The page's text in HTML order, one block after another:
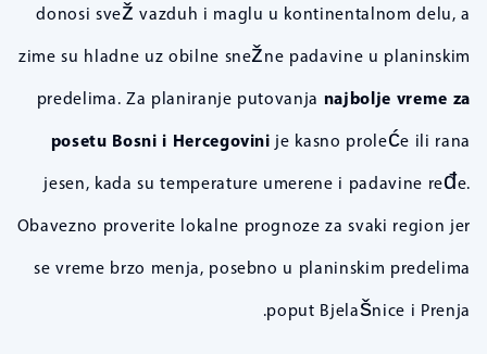
donosi svež vazduh i maglu u kontinentalnom delu, a
zime su hladne uz obilne snežne padavine u planinskim
predelima. Za planiranje putovanja najbolje vreme za
posetu Bosni i Hercegovini je kasno proleće ili rana
jesen, kada su temperature umerene i padavine ređe.
Obavezno proverite lokalne prognoze za svaki region jer
se vreme brzo menja, posebno u planinskim predelima
poput Bjelašnice i Prenja.